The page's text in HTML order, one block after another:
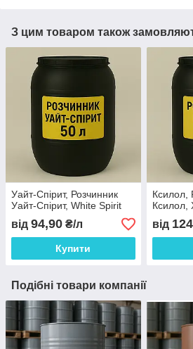
З цим товаром також
Уайт-Спірит, Розчинник
Уайт-Спірит, White Spirit
від 94,90 ₴/л
Купити
Ксилол,
Ксилол,
від
Подібні товари компанії